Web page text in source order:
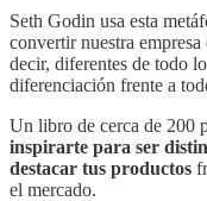
Seth Godin usa esta
convertir nuestra
decir, diferentes de todo
diferenciación frente a
Un libro de cerca de 200
inspirarte para ser
destacar tus productos
el mercado.